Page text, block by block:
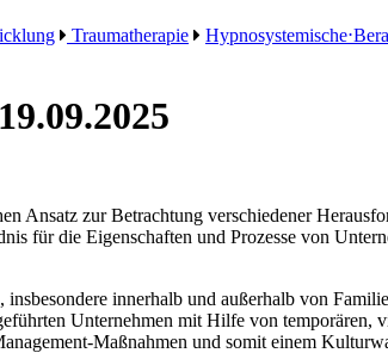
Traumatherapie
Ansatz zur Betrachtung verschiedener
für die Eigenschaften und Prozesse von
innerhalb und außerhalb von
Unternehmen mit Hilfe von
Maßnahmen und somit einem